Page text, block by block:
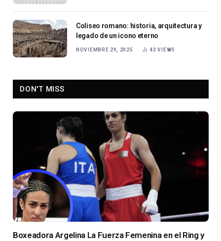
Coliseo romano: historia, arquitectura y
legado de un icono eterno
NOVIEMBRE 29, 2025 43VIEWS
DON'T MISS
Boxeadora Argelina La Fuerza Femenina en el Ring y